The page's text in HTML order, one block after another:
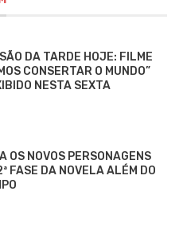
DA TARDE HOJE: FILME
CONSERTAR O MUNDO”
NESTA SEXTA
OS NOVOS PERSONAGENS
FASE DA NOVELA ALÉM DO